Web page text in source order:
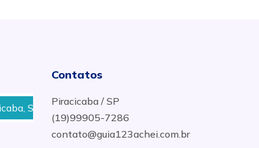
Encomendar Assados em Piracicaba, SP
Contatos
Piracicaba / SP
(19)99905-7286
contato@guia123achei.com.br